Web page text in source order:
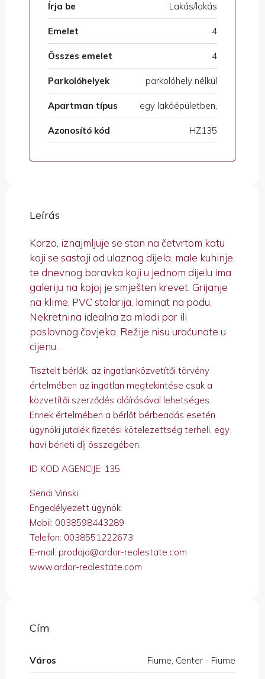
Írja be Lakás/lakás
Emelet 4
Összes emelet 4
Parkolóhelyek parkolóhely nélkül
Apartman típus egy lakóépületben,
Azonosító kód HZ135
Leírás
Korzo, iznajmljuje se stan na četvrtom katu
koji se sastoji od ulaznog dijela, male kuhinje,
te dnevnog boravka koji u jednom dijelu ima
galeriju na kojoj je smješten krevet. Grijanje
na klime, PVC stolarija, laminat na podu.
Nekretnina idealna za mladi par ili
poslovnog čovjeka. Režije nisu uračunate u
cijenu.
Tisztelt bérlők, az ingatlanközvetítői törvény
értelmében az ingatlan megtekintése csak a
közvetítői szerződés aláírásával lehetséges.
Ennek értelmében a bérlőt bérbeadás esetén
ügynöki jutalék fizetési kötelezettség terheli, egy
havi bérleti díj összegében.
ID KOD AGENCIJE: 135
Sendi Vinski
Engedélyezett ügynök
Mobil: 0038598443289
Telefon: 0038551222673
E-mail: prodaja@ardor-realestate.com
www.ardor-realestate.com
Cím
Város Fiume, Center - Fiume